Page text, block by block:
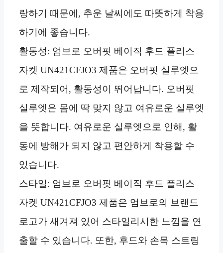
랑하기 때문에, 추운 날씨에도 따뜻하게 착용
하기에 좋습니다.
활동성: 엄브로 오버핏 베이직 후드 플리스
자켓 UN421CFJO3 제품은 오버핏 실루엣으
로 제작되어, 활동성이 뛰어납니다. 오버핏
실루엣은 몸에 딱 맞지 않고 여유로운 실루엣
을 뜻합니다. 여유로운 실루엣으로 인해, 활
동에 방해가 되지 않고 편안하게 착용할 수
있습니다.
스타일: 엄브로 오버핏 베이직 후드 플리스
자켓 UN421CFJO3 제품은 엄브로의 브랜드
로고가 새겨져 있어 스타일리시한 느낌을 연
출할 수 있습니다. 또한, 후드와 손목 스트링